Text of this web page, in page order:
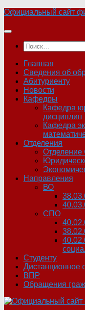
Skip
content
Официальный сайт
Найти:
Главная
Сведения об
Абитуриенту
Новости
Кафедры
Кафедра
дисциплин
Кафедра
Отделения
Направления
ВО
СПО
Студенту
Дистанционное
ВПР
Обращения